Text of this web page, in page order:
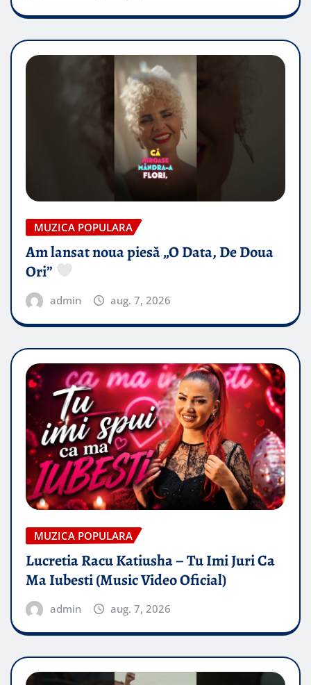
MUZICA POPULARA
Am lansat noua piesă „O Data, De Doua
Ori”
admin aug. 7, 2026
MUZICA POPULARA
Lucretia Racu Katiusha – Tu Imi Juri Ca
Ma Iubesti (Music Video Oficial)
admin aug. 7, 2026